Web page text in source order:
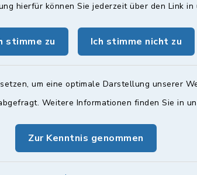
hierfür können Sie jederzeit über den Link in
stimme zu Ich stimme nicht zu
um eine optimale Darstellung unserer
Weitere Informationen finden Sie in
Zur Kenntnis genommen
Freitag:
Sprechstunde:
Diese findet nach
Weitere